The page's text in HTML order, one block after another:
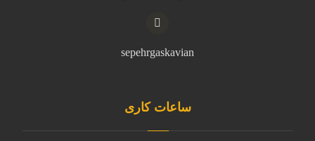
sepehrgaskavian
ساعات کاری